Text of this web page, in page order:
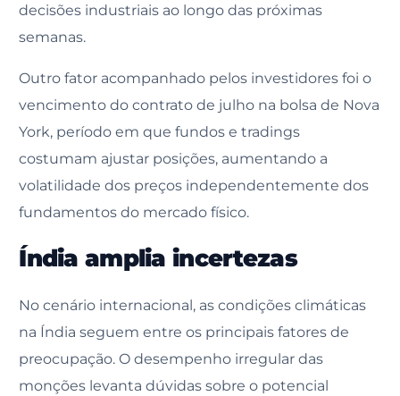
decisões industriais ao longo das próximas
semanas.
Outro fator acompanhado pelos investidores foi o
vencimento do contrato de julho na bolsa de Nova
York, período em que fundos e tradings
costumam ajustar posições, aumentando a
volatilidade dos preços independentemente dos
fundamentos do mercado físico.
Índia amplia incertezas
No cenário internacional, as condições climáticas
na Índia seguem entre os principais fatores de
preocupação. O desempenho irregular das
monções levanta dúvidas sobre o potencial